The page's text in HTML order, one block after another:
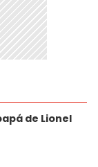
de Lionel